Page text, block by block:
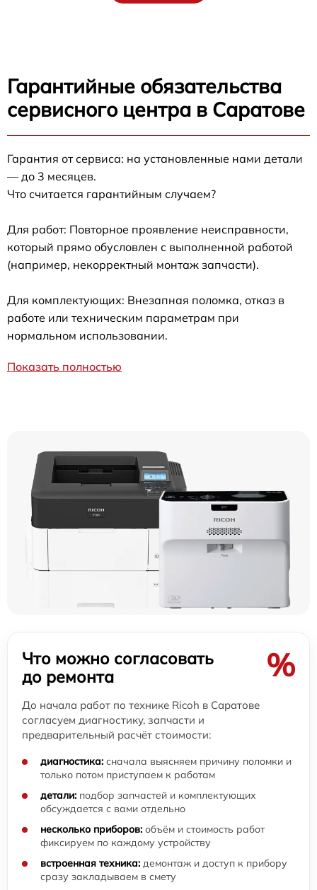
Гарантийные обязательства
сервисного центра в Саратове
Гарантия от сервиса: на установленные нами детали
— до 3 месяцев.
Что считается гарантийным случаем?
Для работ: Повторное проявление неисправности,
который прямо обусловлен с выполненной работой
(например, некорректный монтаж запчасти).
Для комплектующих: Внезапная поломка, отказ в
работе или техническим параметрам при
нормальном использовании.
Показать полностью
Что можно согласовать
до ремонта
%
До начала работ по технике Ricoh в Саратове
согласуем диагностику, запчасти и
предварительный расчёт стоимости:
диагностика: сначала выясняем причину поломки и
только потом приступаем к работам
детали: подбор запчастей и комплектующих
обсуждается с вами отдельно
несколько приборов: объём и стоимость работ
фиксируем по каждому устройству
встроенная техника: демонтаж и доступ к прибору
сразу закладываем в смету